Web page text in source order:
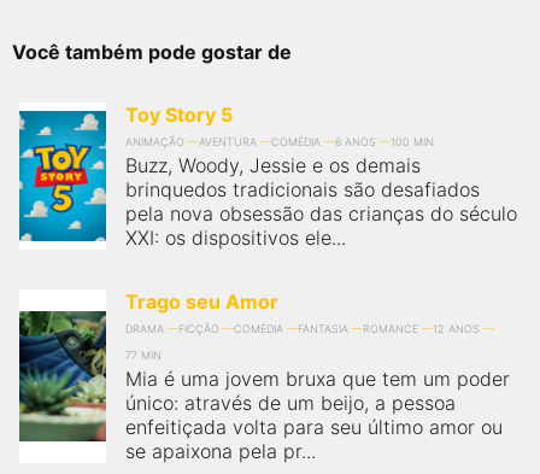
Você também pode gostar de
Toy Story 5
ANIMAÇÃO AVENTURA COMÉDIA 6 ANOS 100 MIN
Buzz, Woody, Jessie e os demais
brinquedos tradicionais são desafiados
pela nova obsessão das crianças do século
XXI: os dispositivos ele...
Trago seu Amor
DRAMA FICÇÃO COMÉDIA FANTASIA ROMANCE
12 ANOS
77 MIN
Mia é uma jovem bruxa que tem um poder
único: através de um beijo, a pessoa
enfeitiçada volta para seu último amor ou
se apaixona pela pr...